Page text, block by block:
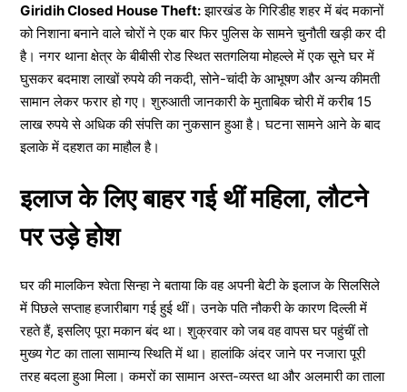
Giridih Closed House Theft:झारखंड के गिरिडीह शहर में बंद मकानों
को निशाना बनाने वाले चोरों ने एक बार फिर पुलिस के सामने चुनौती खड़ी कर दी
है। नगर थाना क्षेत्र के बीबीसी रोड स्थित सतगलिया मोहल्ले में एक सूने घर में
घुसकर बदमाश लाखों रुपये की नकदी, सोने-चांदी के आभूषण और अन्य कीमती
सामान लेकर फरार हो गए। शुरुआती जानकारी के मुताबिक चोरी में करीब 15
लाख रुपये से अधिक की संपत्ति का नुकसान हुआ है। घटना सामने आने के बाद
इलाके में दहशत का माहौल है।
इलाज के लिए बाहर गई थीं महिला, लौटने
पर उड़े होश
घर की मालकिन श्वेता सिन्हा ने बताया कि वह अपनी बेटी के इलाज के सिलसिले
में पिछले सप्ताह हजारीबाग गई हुई थीं। उनके पति नौकरी के कारण दिल्ली में
रहते हैं, इसलिए पूरा मकान बंद था। शुक्रवार को जब वह वापस घर पहुंचीं तो
मुख्य गेट का ताला सामान्य स्थिति में था। हालांकि अंदर जाने पर नजारा पूरी
तरह बदला हुआ मिला। कमरों का सामान अस्त-व्यस्त था और अलमारी का ताला